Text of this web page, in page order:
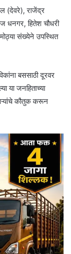
(देवरे), राजेंद्र
धनगर, हितेश चौधरी
संख्येने उपस्थित
बससाठी दूरवर
या जनहिताच्या
कौतुक करून